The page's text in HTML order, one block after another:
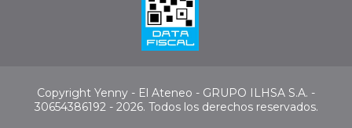
Copyright Yenny - El Ateneo - GRUPO ILHSA S.A. -
30654386192 - 2026. Todos los derechos reservados.